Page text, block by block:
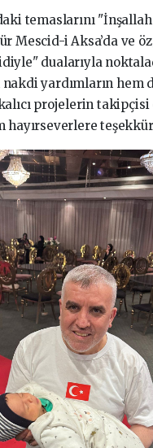
temaslarını
Mescid-i Aksa’da ve
dualarıyla
yardımların hem
projelerin takipçisi
hayırseverlere